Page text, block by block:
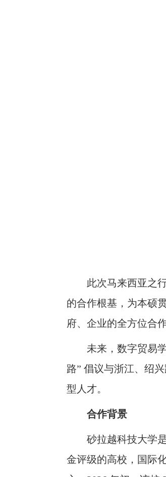
此次马来西亚之
的合作根基，为本硕
府、企业的全方位合
未来，数字贸易
路” 倡议与浙江、绍
型人才。
合作背景
砂拉越科技大学
金评级的高校，国际